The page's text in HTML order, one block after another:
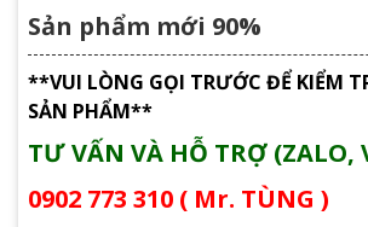
Sản phẩm mới 90%
**VUI LÒNG GỌI TRƯỚC ĐỂ KIỂM
SẢN PHẨM**
TƯ VẤN VÀ HỖ TRỢ (ZALO,
0902 773 310 ( Mr. TÙNG )